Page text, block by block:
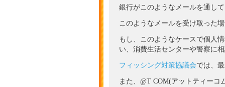
銀行がこのようなメールを通し
このようなメールを受け取った
もし、このようなケースで個人
い、消費生活センターや警察に
フィッシング対策協議会では、
また、@T COM(アットティー